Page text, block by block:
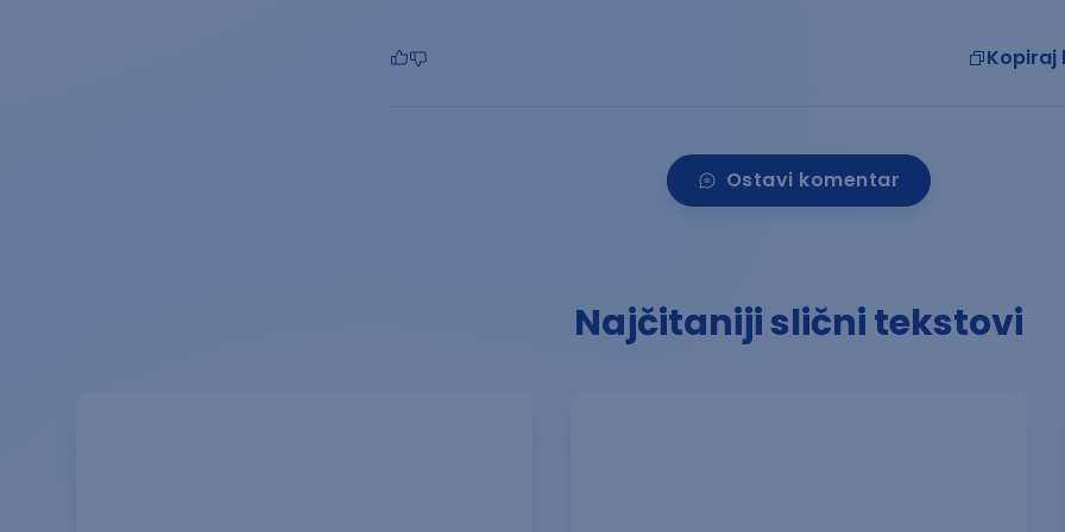
Kopiraj
Ostavi komentar
Najčitaniji slični tekstovi